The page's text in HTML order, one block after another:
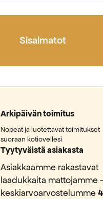
Sisalmatot
Arkipäivän toimitus
Nopeat ja luotettavat toimitukset
suoraan kotiovellesi
Tyytyväistä asiakasta
Asiakkaamme rakastavat
laadukkaita mattojamme -
keskiarvoarvostelumme